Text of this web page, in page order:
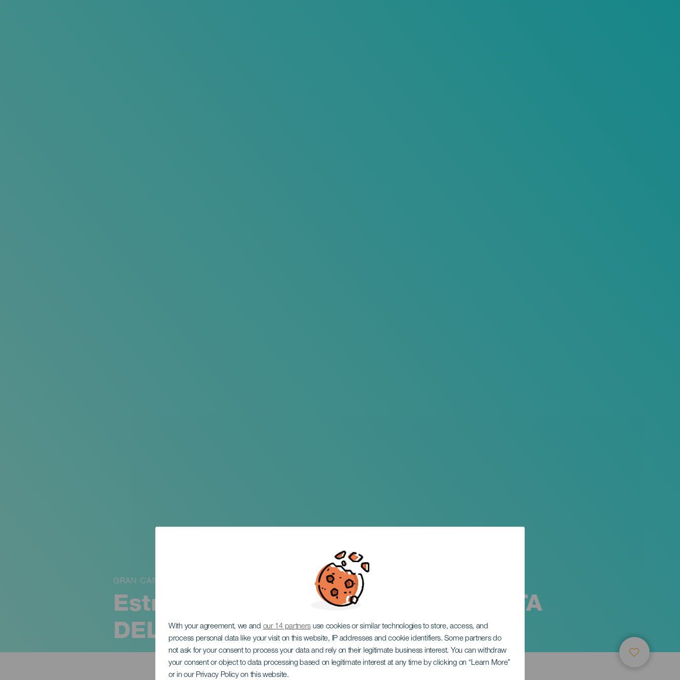
With your agreement, we and our 14 partners use cookies or similar technologies to store, access, and
process personal data like your visit on this website, IP addresses and cookie identifiers. Some partners do
not ask for your consent to process your data and rely on their legitimate business interest. You can withdraw
your consent or object to data processing based on legitimate interest at any time by clicking on “Learn More”
or in our Privacy Policy on this website.
Estrenos Absolutos. LA GRAN FIESTA
DEL SAXOFÓN
GRAN CANARIA